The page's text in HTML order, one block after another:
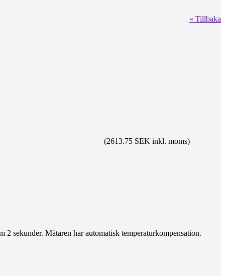
« Tillbaka
(2613.75 SEK inkl. moms)
2 sekunder. Mätaren har automatisk temperaturkompensation.